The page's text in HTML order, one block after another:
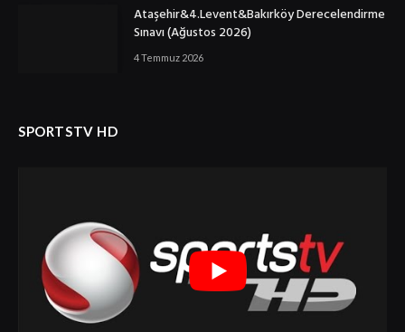
Ataşehir&4.Levent&Bakırköy Derecelendirme
Sınavı (Ağustos 2026)
4 Temmuz 2026
SPORTSTV HD